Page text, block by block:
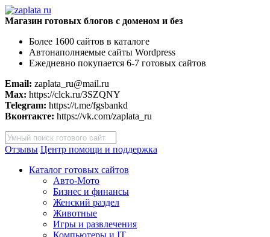
Магазин готовых блогов с доменом и без
Более 1600 сайтов в каталоге
Автонаполняемые сайты Wordpress
Ежедневно покупается 6-7 готовых сайтов
Email: zaplata_ru@mail.ru
Max: https://clck.ru/3SZQNY
Telegram: https://t.me/fgsbankd
Вконтакте: https://vk.com/zaplata_ru
Поиск
товаров
Отзывы Центр помощи и поддержка
Каталог готовых сайтов
Авто-Мото
Бизнес и финансы
Женский раздел
Животные
Игры и развлечения
Компьютеры и IT